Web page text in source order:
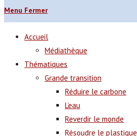
Menu Fermer
Accueil
Médiathèque
Thématiques
Grande transition
Réduire le carbone
L’eau
Reverdir le monde
Résoudre le plastique